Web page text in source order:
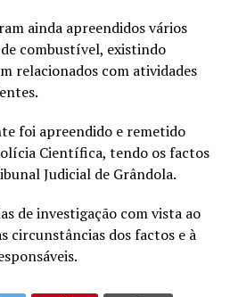
ainda apreendidos vários
combustível, existindo
relacionados com atividades
foi apreendido e remetido
Científica, tendo os factos
Judicial de Grândola.
de investigação com vista ao
circunstâncias dos factos e à